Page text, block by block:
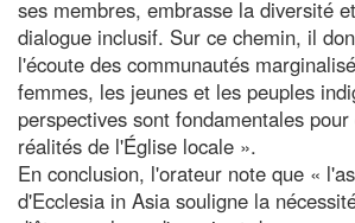
ses membres, embrasse la diversité
dialogue inclusif. Sur ce chemin, il
l'écoute des communautés
femmes, les jeunes et les peuples
perspectives sont fondamentales
réalités de l'Église locale ».
En conclusion, l'orateur note que «
d'Ecclesia in Asia souligne la